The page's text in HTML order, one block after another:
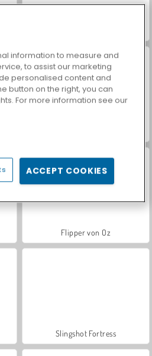
Flipper von Oz
Slingshot Fortress
information to measure and
to assist our marketing
personalised content and
button on the right, you can
For more information see our
ACCEPT COOKIES